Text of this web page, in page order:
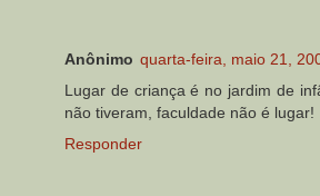
Anônimo quarta-feira, maio 21,
Lugar de criança é no jardim de
não tiveram, faculdade não é lugar!
Responder